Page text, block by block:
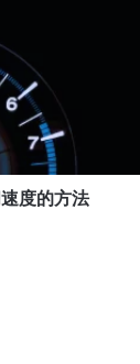
度的方法